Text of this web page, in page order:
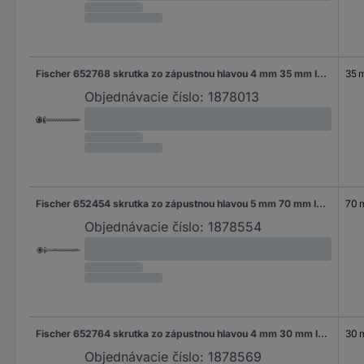
Fischer 652768 skrutka zo zápustnou hlavou 4 mm 35 mm ITX glavanizované zinkom 200 ks
Objednávacie číslo: 1878013
35
Fischer 652454 skrutka zo zápustnou hlavou 5 mm 70 mm ITX glavanizované zinkom 200 ks
Objednávacie číslo: 1878554
70
Fischer 652764 skrutka zo zápustnou hlavou 4 mm 30 mm ITX glavanizované zinkom 200 ks
Objednávacie číslo: 1878569
30